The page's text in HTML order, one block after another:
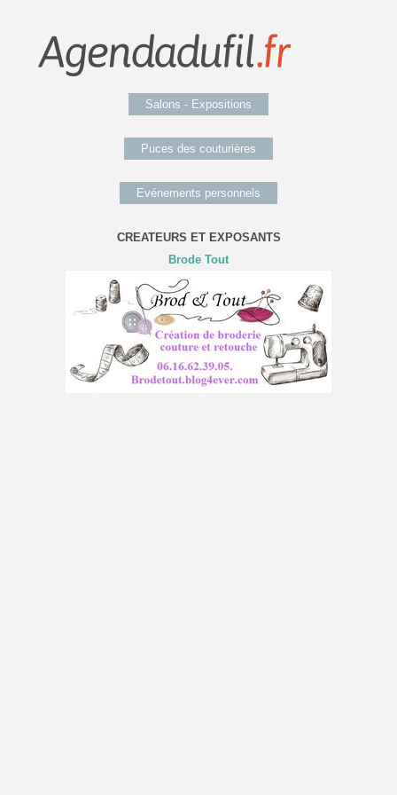
Salons - Expositions
Puces des couturières
Evénements personnels
CREATEURS ET EXPOSANTS
Brode Tout